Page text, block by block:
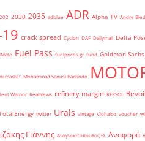
2030 2035 adblue ADR Alpha TV Andre
crack spread Cyclon DAF Dailymail Delta
Fuel Pass fuelprices.gr fund Goldman Sachs
market Mohammad Sanusi Barkindo
Warrior RealNews refinery margin REPSOL Revoil
twitter Urals vintage Viohalco voucher
Γιάννης Αναγνωστόπουλος Θ. Αναφορά